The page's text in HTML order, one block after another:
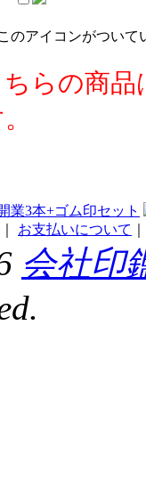
のアイコンがついて
らの商品
お支払いについて
会社印